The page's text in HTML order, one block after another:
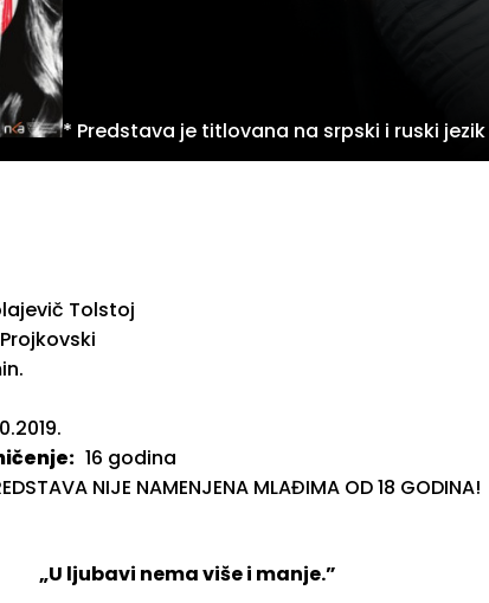
* Predstava je titlovana na srpski i ruski jezik
Tolstoj
16 godina
NIJE NAMENJENA MLAĐIMA OD 18 GODINA!
„U ljubavi nema više i manje.”